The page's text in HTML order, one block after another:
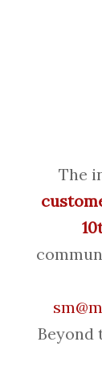
The
Beyond